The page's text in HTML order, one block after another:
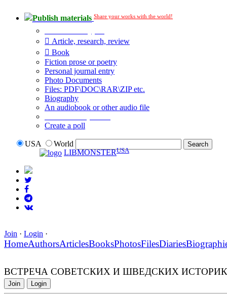
Publish materials Share your works with the world!
Article, research, review
Book
Fiction prose or poetry
Personal journal entry
Photo Documents
Files: PDF\DOC\RAR\ZIP etc.
Biography
An audiobook or other audio file
Create a poll
USA
World
LIBMONSTERUSA
Join · Login ·
HomeAuthorsArticlesBooksPhotosFilesDiaries
ВСТРЕЧА СОВЕТСКИХ И ШВЕДСКИХ
Join Login